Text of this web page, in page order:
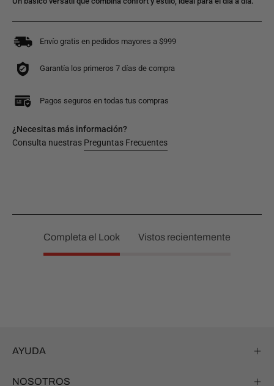
Envío gratis en pedidos mayores a $999
Garantía los primeros 7 días de compra
Pagos seguros en todas tus compras
¿Necesitas más información?
Consulta nuestras Preguntas Frecuentes
Completa el Look Vistos recientemente
AYUDA
NOSOTROS